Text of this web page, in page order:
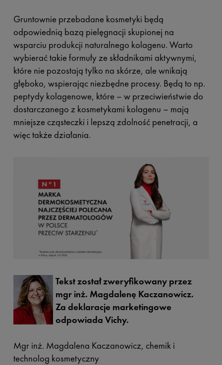
Gruntownie przebadane kosmetyki będą
odpowiednią bazą pielęgnacji skupionej na
wsparciu produkcji naturalnego kolagenu. Warto
wybierać takie formuły ze składnikami aktywnymi,
które nie pozostają tylko na skórze, ale wnikają
głęboko, wspierając niezbędne procesy. Będą to np.
peptydy kolagenowe, które – w przeciwieństwie do
dostarczanego z kosmetykami kolagenu – mają
mniejsze cząsteczki i lepszą zdolność penetracji, a
więc także działania.
Tekst został zweryfikowany przez
mgr inż. Magdalenę Kaczanowicz.
Za deklaracje marketingowe
odpowiada Vichy.
Mgr inż. Magdalena Kaczanowicz, chemik i
technolog kosmetyczny